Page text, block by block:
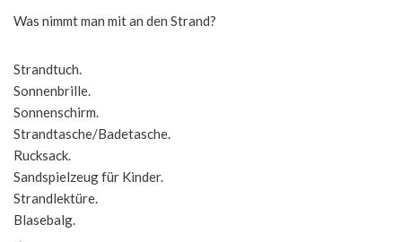
Was nimmt man mit an den Strand?
Strandtuch.
Sonnenbrille.
Sonnenschirm.
Strandtasche/Badetasche.
Rucksack.
Sandspielzeug für Kinder.
Strandlektüre.
Blasebalg.